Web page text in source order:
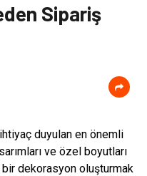
Sipariş
duyulan en önemli
ve özel boyutları
dekorasyon oluşturmak